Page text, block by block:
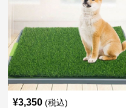
¥3,350 (税込)